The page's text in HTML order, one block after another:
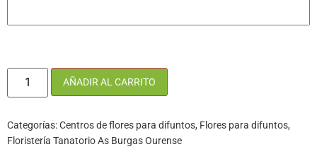
AÑADIR AL CARRITO
Categorías:Centros de flores para difuntos, Flores para difuntos,
Floristería Tanatorio As Burgas Ourense